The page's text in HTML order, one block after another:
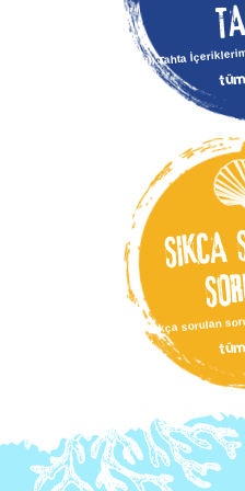
Akıllı Tahta
SIKÇA
Sıkça sorulan